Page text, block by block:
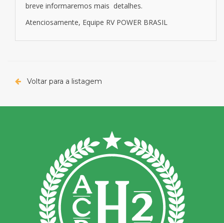
breve informaremos mais detalhes.
Atenciosamente, Equipe RV POWER BRASIL
Voltar para a listagem